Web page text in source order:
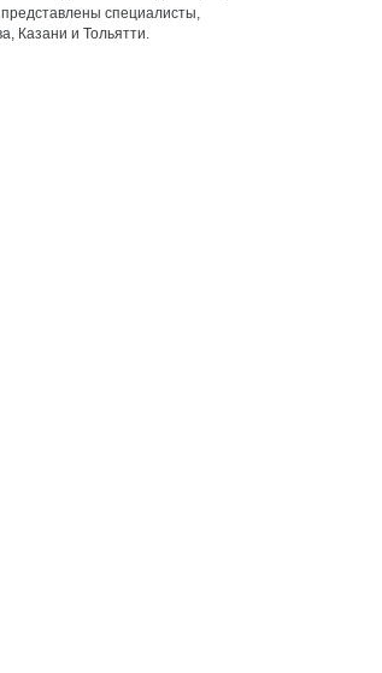
специалисты,
Казани и Тольятти.